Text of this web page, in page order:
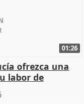
01:26
ofrezca una
labor de